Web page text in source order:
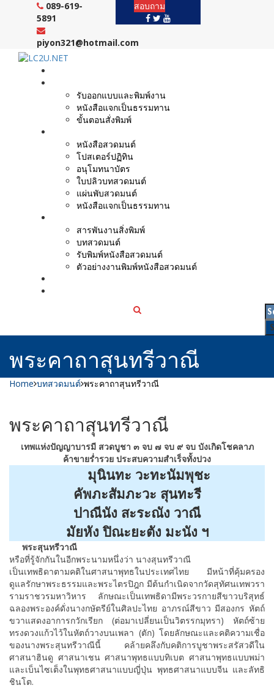
089-619-
5891
piyon321@hotmail.com
สอบถาม
รับออกแบบและพิมพ์งาน
หนังสือแจกเป็นธรรมทาน
ขั้นตอนสั่งพิมพ์
หนังสือสวดมนต์
โปสเตอร์ปฏิทิน
อนุโมทนาบัตร
ใบปลิวบทสวดมนต์
แผ่นพับสวดมนต์
หนังสือแจกเป็นธรรมทาน
สารพันงานสิ่งพิมพ์
บทสวดมนต์
รับพิมพ์หนังสือสวดมนต์
ตัวอย่างงานพิมพ์หนังสือสวดมนต์
พระคาถาสุนทรีวาณี
Home บทสวดมนต์ พระคาถาสุนทรีวาณี
พระคาถาสุนทรีวาณี
เทพแห่งปัญญาบารมี สวดบูชา ๓ จบ ๗ จบ ๙ จบ บังเกิดโชคลาภ
ค้าขายร่ำรวย ประสบความสำเร็จทั้งปวง
มุนินทะ วะทะนัมพุชะ
คัพภะสัมภะวะ สุนทะรี
ปาณีนัง สะระณัง วาณี
มัยหัง ปิณะยะตัง มะนัง ฯ
พระสุนทรีวาณี
หรือที่รู้จักกันในอีกพระนามหนึ่งว่า นางสุนทรีวาณี
เป็นเทพธิดาตามคติในศาสนาพุทธในประเทศไทย มีหน้าที่คุ้มครอง
ดูแลรักษาพระธรรมและพระไตรปิฎก มีต้นกำเนิดจากวัดสุทัศนเทพวรา
รามราชวรมหาวิหาร ลักษณะเป็นเทพธิดามีพระวรกายสีขาวบริสุทธ์
ฉลองพระองค์ดั่งนางกษัตรีย์ในศิลปะไทย อาภรณ์สีขาว มีสองกร หัตถ์
ขวาแสดงอาการกวักเรียก (ต่อมาเปลี่ยนเป็นวิตรรกมุทรา) หัตถ์ซ้าย
ทรงดวงแก้วไว้ในหัตถ์วางบนเพลา (ตัก) โดยลักษณะและคติความเชื่อ
ของนางพระสุนทรีวาณีนี้ คล้ายคลึงกับคติการบูชาพระสรัสวดีใน
ศาสนาฮินดู ศาสนาเชน ศาสนาพุทธแบบทิเบต ศาสนาพุทธแบบพม่า
และเบ็นไซเต็งในพุทธศาสนาแบบญี่ปุ่น พุทธศาสนาแบบจีน และลัทธิ
ชินโต.